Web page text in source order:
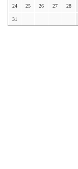
24 25 26 27 28
31